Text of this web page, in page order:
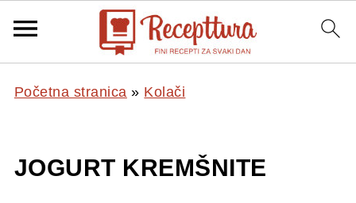
Početna stranica » Kolači
JOGURT KREMŠNITE